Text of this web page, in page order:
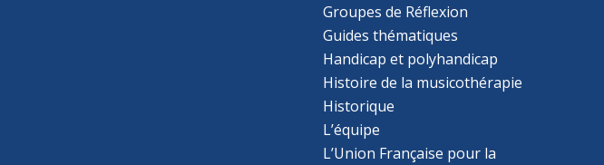
Groupes de Réflexion
Guides thématiques
Handicap et polyhandicap
Histoire de la musicothérapie
Historique
L’équipe
L’Union Française pour la